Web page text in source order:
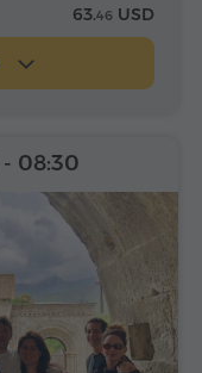
63.46 USD
- 08:30